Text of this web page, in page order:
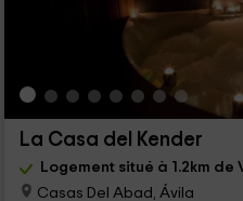
La Casa del Kender
Logement situé à 1.2km
Casas Del Abad, Ávila